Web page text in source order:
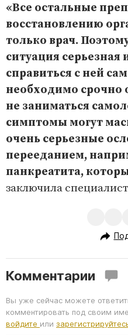
«Все остальные
восстановлению
только врач.
ситуация
справиться с ней
необходимо срочно
не заниматься
симптомы могут
очень серьезные
перееданием,
панкреатита,
заключила
Комментарии
Вы уже сейчас можете
комментировать под своим
войдите или